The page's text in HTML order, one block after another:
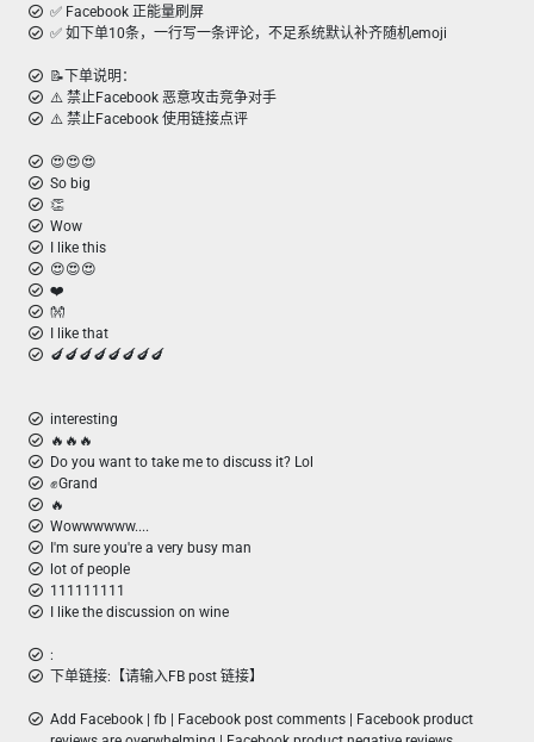
✅ Facebook 正能量刷屏
✅ 如下单10条，一行写一条评论，不足系统默认补齐随机emoji
📝下单说明：
⚠️ 禁止Facebook 恶意攻击竞争对手
⚠️ 禁止Facebook 使用链接点评
😍😍😍
So big
👏
Wow
I like this
😍😍😍
❤️
👐
I like that
🍆🍆🍆🍆🍆🍆🍆🍆
interesting
🔥🔥🔥
Do you want to take me to discuss it? Lol
✊Grand
🔥
Wowwwwww....
I'm sure you're a very busy man
lot of people
111111111
I like the discussion on wine
:
下单链接:【请输入FB post 链接】
Add Facebook | fb | Facebook post comments | Facebook product